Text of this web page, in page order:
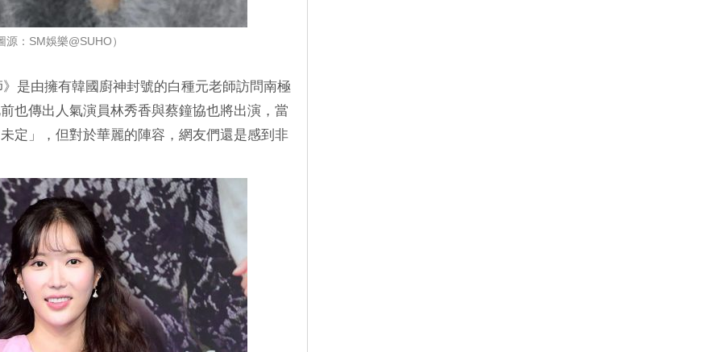
源：SM娛樂@SUHO）
是由擁有韓國廚神封號的白種元老師訪問南極
也傳出人氣演員林秀香與蔡鐘協也將出演，當
定」，但對於華麗的陣容，網友們還是感到非